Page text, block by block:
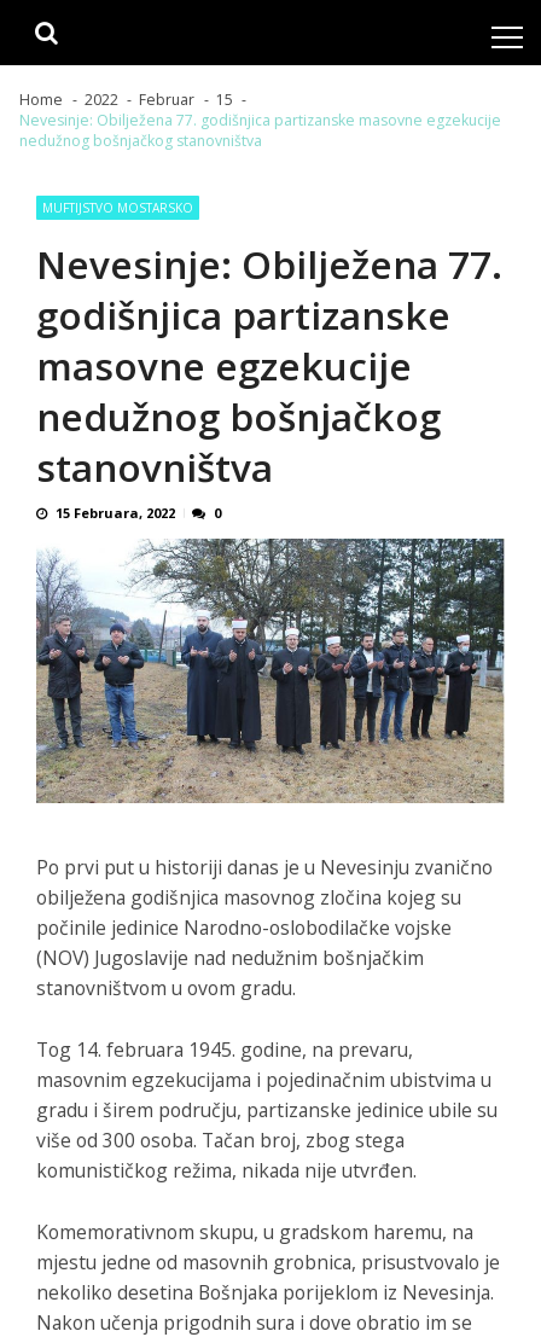
Home 2022 Februar
15
Nevesinje: Obilježena 77. godišnjica partizanske masovne egzekucije
nedužnog bošnjačkog stanovništva
MUFTIJSTVO MOSTARSKO
Nevesinje: Obilježena 77.
godišnjica partizanske
masovne egzekucije
nedužnog bošnjačkog
stanovništva
15 Februara, 2022 0
Po prvi put u historiji danas je u Nevesinju zvanično
obilježena godišnjica masovnog zločina kojeg su
počinile jedinice Narodno-oslobodilačke vojske
(NOV) Jugoslavije nad nedužnim bošnjačkim
stanovništvom u ovom gradu.
Tog 14. februara 1945. godine, na prevaru,
masovnim egzekucijama i pojedinačnim ubistvima u
gradu i širem području, partizanske jedinice ubile su
više od 300 osoba. Tačan broj, zbog stega
komunističkog režima, nikada nije utvrđen.
Komemorativnom skupu, u gradskom haremu, na
mjestu jedne od masovnih grobnica, prisustvovalo je
nekoliko desetina Bošnjaka porijeklom iz Nevesinja.
Nakon učenja prigodnih sura i dove obratio im se